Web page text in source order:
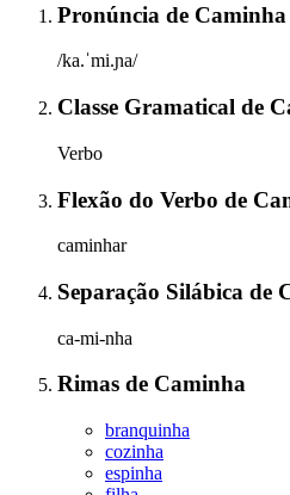
Pronúncia de Caminha
/ka.ˈmi.ɲa/
Classe Gramatical de
Verbo
Flexão do Verbo de
caminhar
Separação Silábica de
ca-mi-nha
Rimas de Caminha
branquinha
cozinha
espinha